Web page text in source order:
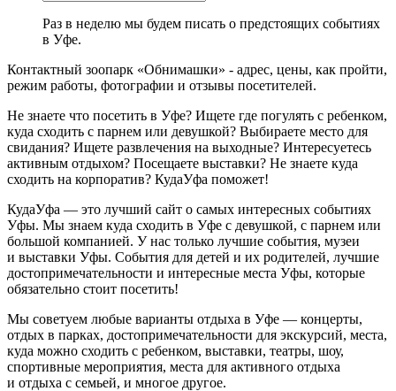
Раз в неделю мы будем писать о предстоящих событиях
в Уфе.
Контактный зоопарк «Обнимашки» - адрес, цены, как пройти,
режим работы, фотографии и отзывы посетителей.
Не знаете что посетить в Уфе? Ищете где погулять с ребенком,
куда сходить с парнем или девушкой? Выбираете место для
свидания? Ищете развлечения на выходные? Интересуетесь
активным отдыхом? Посещаете выставки? Не знаете куда
сходить на корпоратив? КудаУфа поможет!
КудаУфа — это лучший сайт о самых интересных событиях
Уфы. Мы знаем куда сходить в Уфе с девушкой, с парнем или
большой компанией. У нас только лучшие события, музеи
и выставки Уфы. События для детей и их родителей, лучшие
достопримечательности и интересные места Уфы, которые
обязательно стоит посетить!
Мы советуем любые варианты отдыха в Уфе — концерты,
отдых в парках, достопримечательности для экскурсий, места,
куда можно сходить с ребенком, выставки, театры, шоу,
спортивные мероприятия, места для активного отдыха
и отдыха с семьей, и многое другое.